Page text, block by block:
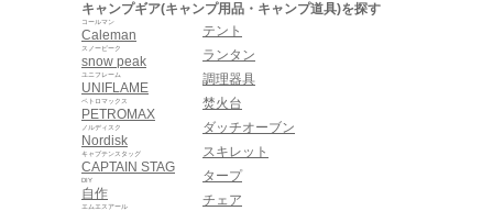
キャンプギア(キャンプ用品・キャンプ道具)を探す
Caleman
コールマン
snow peak
スノーピーク
UNIFLAME
ユニフレーム
PETROMAX
ペトロマックス
Nordisk
ノルディスク
CAPTAIN STAG
キャプテンスタッグ
自作
DIY
エムエスアール
テント
ランタン
調理器具
焚火台
ダッチオーブン
スキレット
タープ
チェア